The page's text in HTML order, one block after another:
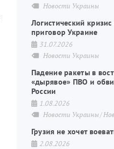
Новости Украины
Логистический
приговор Украине
31.07.2026
Новости Украины
Падение ракеты в
«дырявое» ПВО и
России
1.08.2026
Новости Украины
Грузия не хочет
2.08.2026